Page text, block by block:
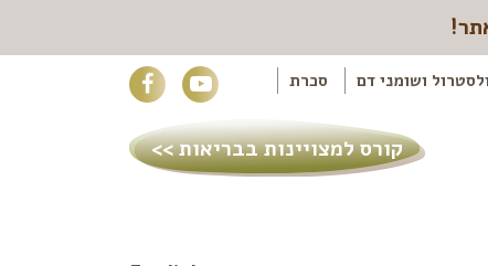
ושומני דם סכרת
קורס למצויינות בבריאות >>